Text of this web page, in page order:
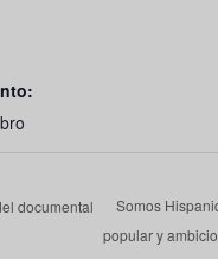
documental
Somos
popular y